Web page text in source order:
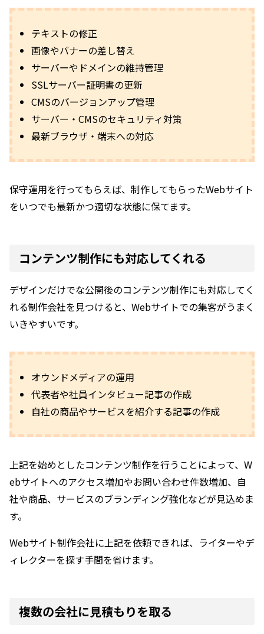
テキストの修正
画像やバナーの差し替え
サーバーやドメインの維持管理
SSLサーバー証明書の更新
CMSのバージョンアップ管理
サーバー・CMSのセキュリティ対策
最新ブラウザ・端末への対応
保守運用を行ってもらえば、制作してもらったWebサイト
をいつでも最新かつ適切な状態に保てます。
コンテンツ制作にも対応してくれる
デザインだけでな公開後のコンテンツ制作にも対応してく
れる制作会社を見つけると、Webサイトでの集客がうまく
いきやすいです。
オウンドメディアの運用
代表者や社員インタビュー記事の作成
自社の商品やサービスを紹介する記事の作成
上記を始めとしたコンテンツ制作を行うことによって、W
ebサイトへのアクセス増加やお問い合わせ件数増加、自
社や商品、サービスのブランディング強化などが見込めま
す。
Webサイト制作会社に上記を依頼できれば、ライターやデ
ィレクターを探す手間を省けます。
複数の会社に見積もりを取る